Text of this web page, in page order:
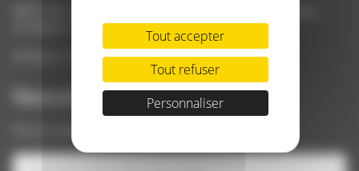
CS 40609 | 78514 Rambouillet Cedex
09 84 22 12 82 / contact@parifermier.com
Newsletter
Tout accepter
Tout refuser
Personnaliser